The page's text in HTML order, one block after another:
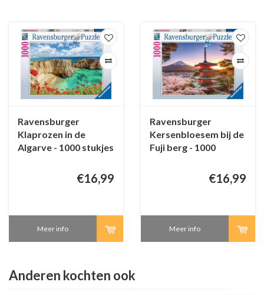
Ravensburger
Klaprozen in de
Algarve - 1000 stukjes
€16,99
Meer info
Ravensburger
Kersenbloesem bij de
Fuji berg - 1000
€16,99
Meer info
Anderen kochten ook